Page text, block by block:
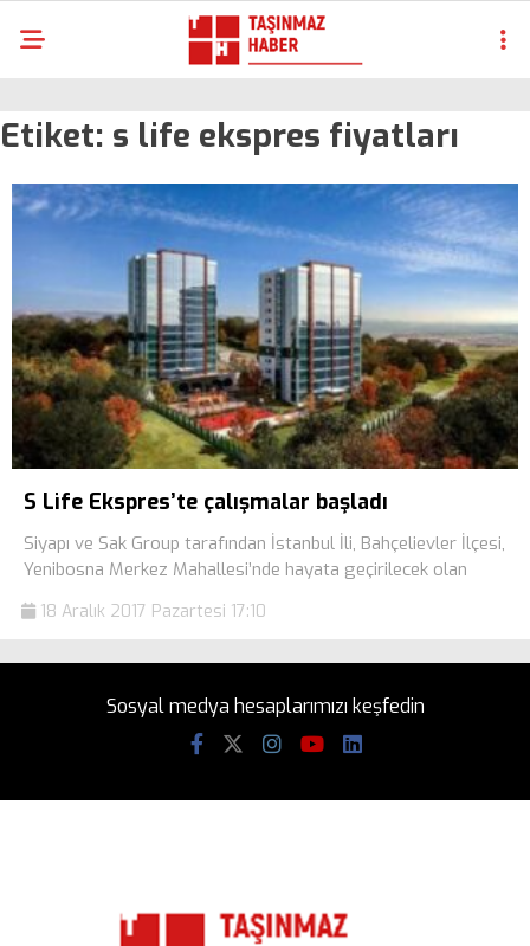
Etiket: s life ekspres fiyatları
S Life Ekspres’te çalışmalar başladı
Siyapı ve Sak Group tarafından İstanbul İli, Bahçelievler İlçesi,
Yenibosna Merkez Mahallesi’nde hayata geçirilecek olan
18 Aralık 2017 Pazartesi 17:10
Sosyal medya hesaplarımızı keşfedin